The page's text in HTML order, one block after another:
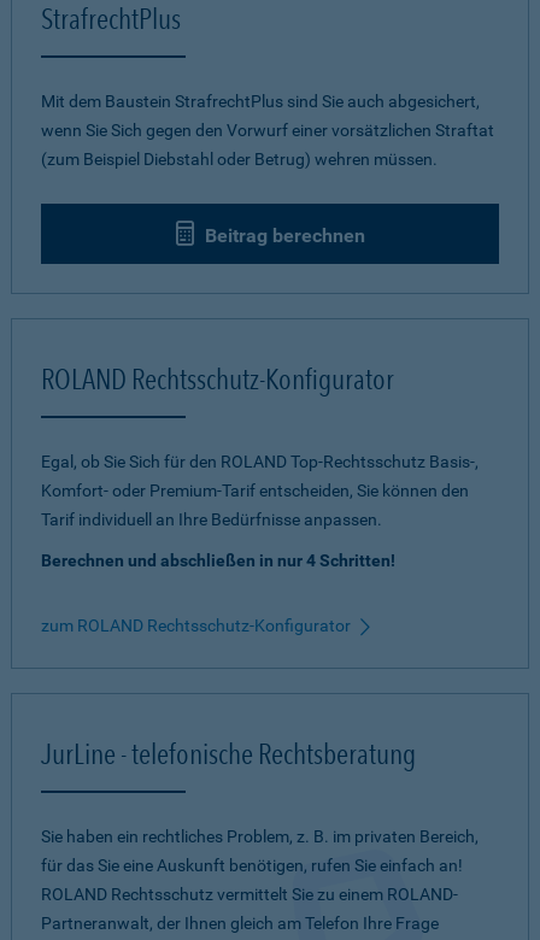
StrafrechtPlus
Mit dem Baustein StrafrechtPlus sind Sie auch abgesichert,
wenn Sie Sich gegen den Vorwurf einer vorsätzlichen Straftat
(zum Beispiel Diebstahl oder Betrug) wehren müssen.
Beitrag berechnen
ROLAND Rechtsschutz-Konfigurator
Egal, ob Sie Sich für den ROLAND Top-Rechtsschutz Basis-,
Komfort- oder Premium-Tarif entscheiden, Sie können den
Tarif individuell an Ihre Bedürfnisse anpassen.
Berechnen und abschließen in nur 4 Schritten!
zum ROLAND Rechtsschutz-Konfigurator
JurLine - telefonische Rechtsberatung
Sie haben ein rechtliches Problem, z. B. im privaten Bereich,
für das Sie eine Auskunft benötigen, rufen Sie einfach an!
ROLAND Rechtsschutz vermittelt Sie zu einem ROLAND-
Partneranwalt, der Ihnen gleich am Telefon Ihre Frage